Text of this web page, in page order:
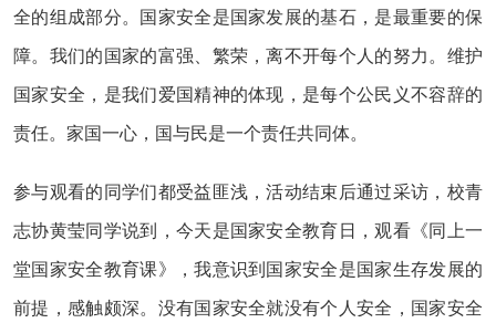
全的组成部分。国家安全是国家发展的基石，是最重要的保
障。我们的国家的富强、繁荣，离不开每个人的努力。维护
国家安全，是我们爱国精神的体现，是每个公民义不容辞的
责任。家国一心，国与民是一个责任共同体。
参与观看的同学们都受益匪浅，活动结束后通过采访，校青
志协黄莹同学说到，今天是国家安全教育日，观看《同上一
堂国家安全教育课》，我意识到国家安全是国家生存发展的
前提，感触颇深。没有国家安全就没有个人安全，国家安全